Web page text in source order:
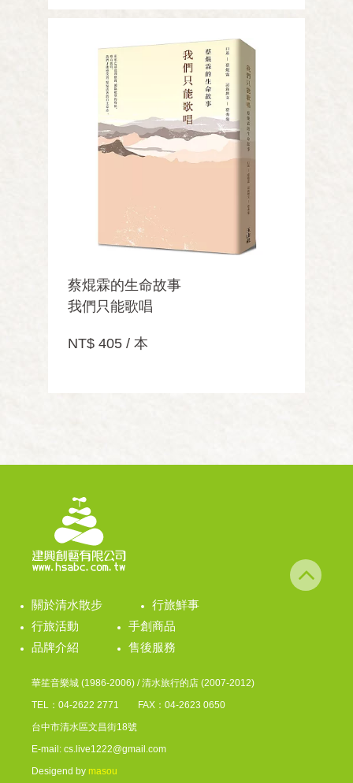
蔡焜霖的生命故事
我們只能歌唱
NT$ 405 / 本
關於清水散步
行旅鮮事
行旅活動
手創商品
品牌介紹
售後服務
華笙音樂城 (1986-2006) / 清水旅行的店 (2007-2012)
TEL：04-2622 2771 FAX：04-2623 0650
台中市清水區文昌街18號
E-mail: cs.live1222@gmail.com
Desigend by masou